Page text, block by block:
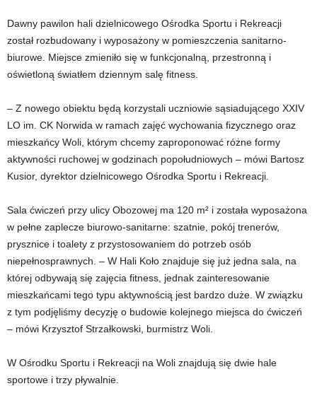
Dawny pawilon hali dzielnicowego Ośrodka Sportu i Rekreacji
został rozbudowany i wyposażony w pomieszczenia sanitarno-
biurowe. Miejsce zmieniło się w funkcjonalną, przestronną i
oświetloną światłem dziennym salę fitness.
– Z nowego obiektu będą korzystali uczniowie sąsiadującego XXIV
LO im. CK Norwida w ramach zajęć wychowania fizycznego oraz
mieszkańcy Woli, którym chcemy zaproponować różne formy
aktywności ruchowej w godzinach popołudniowych – mówi Bartosz
Kusior, dyrektor dzielnicowego Ośrodka Sportu i Rekreacji.
Sala ćwiczeń przy ulicy Obozowej ma 120 m² i została wyposażona
w pełne zaplecze biurowo-sanitarne: szatnie, pokój trenerów,
prysznice i toalety z przystosowaniem do potrzeb osób
niepełnosprawnych. – W Hali Koło znajduje się już jedna sala, na
której odbywają się zajęcia fitness, jednak zainteresowanie
mieszkańcami tego typu aktywnością jest bardzo duże. W związku
z tym podjęliśmy decyzję o budowie kolejnego miejsca do ćwiczeń
– mówi Krzysztof Strzałkowski, burmistrz Woli.
W Ośrodku Sportu i Rekreacji na Woli znajdują się dwie hale
sportowe i trzy pływalnie.